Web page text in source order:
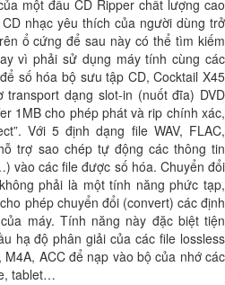
một đầu CD Ripper chất lượng cao
nhạc yêu thích của người dùng trở
ổ cứng để sau này có thể tìm kiếm
vì phải sử dụng máy tính cùng các
số hóa bộ sưu tập CD, Cocktail X45
dạng slot-in (nuốt đĩa) DVD
1MB cho phép phát và rip chính xác,
Với 5 định dạng file WAV, FLAC,
trợ sao chép tự động các thông tin
vào các file được số hóa. Chuyển đổi
phải là một tính năng phức tạp,
phép chuyển đổi (convert) các định
máy. Tính năng này đặc biệt tiện
hạ độ phân giải của các file lossless
ACC để nạp vào bộ của nhớ các
tablet…